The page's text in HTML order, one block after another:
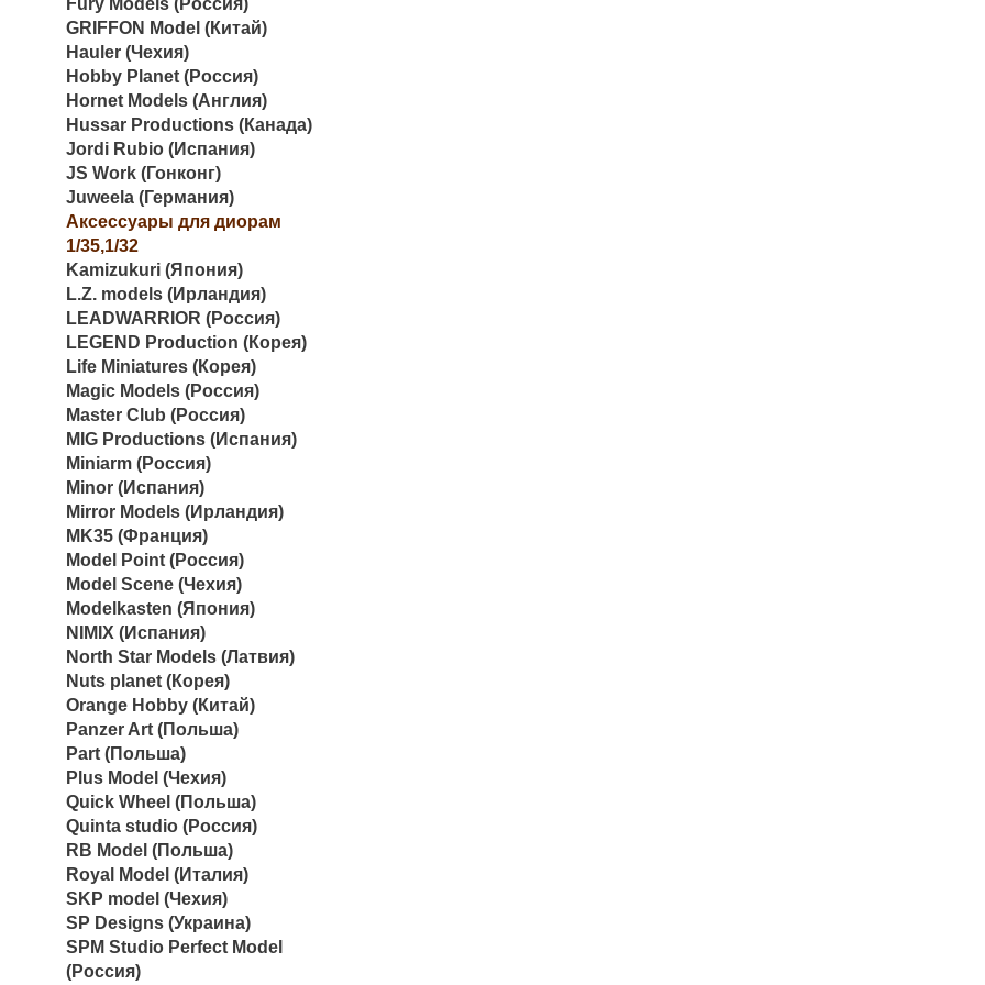
Fury Models (Россия)
GRIFFON Model (Китай)
Hauler (Чехия)
Hobby Planet (Россия)
Hornet Models (Англия)
Hussar Productions (Канада)
Jordi Rubio (Испания)
JS Work (Гонконг)
Juweela (Германия)
Аксессуары для диорам
1/35,1/32
Kamizukuri (Япония)
L.Z. models (Ирландия)
LEADWARRIOR (Россия)
LEGEND Production (Корея)
Life Miniatures (Корея)
Magic Models (Россия)
Master Club (Россия)
MIG Productions (Испания)
Miniarm (Россия)
Minor (Испания)
Mirror Models (Ирландия)
MK35 (Франция)
Model Point (Россия)
Model Scene (Чехия)
Modelkasten (Япония)
NIMIX (Испания)
North Star Models (Латвия)
Nuts planet (Корея)
Orange Hobby (Китай)
Panzer Art (Польша)
Part (Польша)
Plus Model (Чехия)
Quick Wheel (Польша)
Quinta studio (Россия)
RB Model (Польша)
Royal Model (Италия)
SKP model (Чехия)
SP Designs (Украина)
SPM Studio Perfect Model
(Россия)